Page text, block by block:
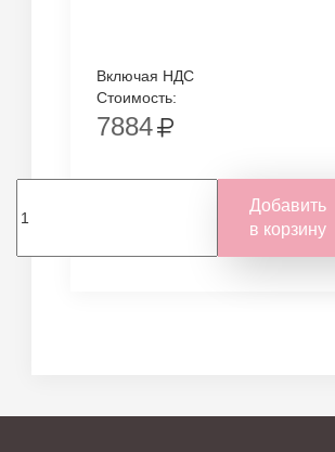
Включая НДС
Стоимость:
7884
Добавить
в корзину